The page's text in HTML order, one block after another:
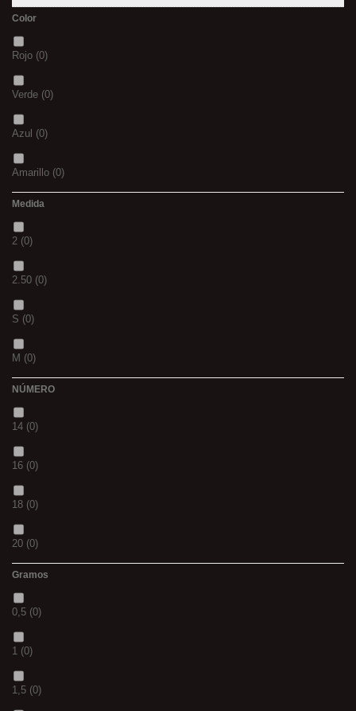
Color
Rojo (0)
Verde (0)
Azul (0)
Amarillo (0)
02(0)
(0)
(0)
BLACK & RED
PANTHER
36(0)
P(0)
14(0)
42(0)
23(0)
38(0)
15(0)
69(0)
Medida
2 (0)
2.50 (0)
S (0)
M (0)
L(0)
20MM
3 M (0)
240(0)
400(0)
14MM
500
600
NÚMERO
14 (0)
16 (0)
18 (0)
20 (0)
12 (0)
10 (0)
01(0)
08 (0)
Gramos
0,5 (0)
1 (0)
1,5 (0)